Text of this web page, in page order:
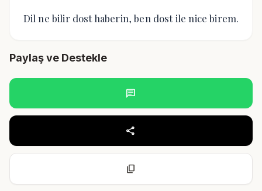
Dil ne bilir dost haberin, ben dost ile nice birem.
Paylaş ve Destekle
chat
share
content_copy